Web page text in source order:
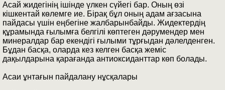
Асай жидегінің ішінде үлкен сүйегі бар. Оның өзі
кішкентай көлемге ие. Бірақ бұл оның адам ағзасына
пайдасы үшін еңбегіне жалбарынбайды. Жидектердің
құрамында ғылымға белгілі көптеген дәрумендер мен
минералдар бар екендігі ғылыми тұрғыдан дәлелденген.
Бұдан басқа, оларда кез келген басқа жеміс
дақылдарына қарағанда антиоксиданттар көп болады.
Асаи ұнтағын пайдалану нұсқалары